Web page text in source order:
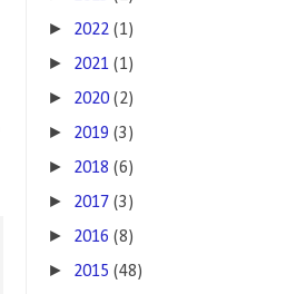
► 2022 (1)
► 2021 (1)
► 2020 (2)
► 2019 (3)
► 2018 (6)
► 2017 (3)
► 2016 (8)
► 2015 (48)